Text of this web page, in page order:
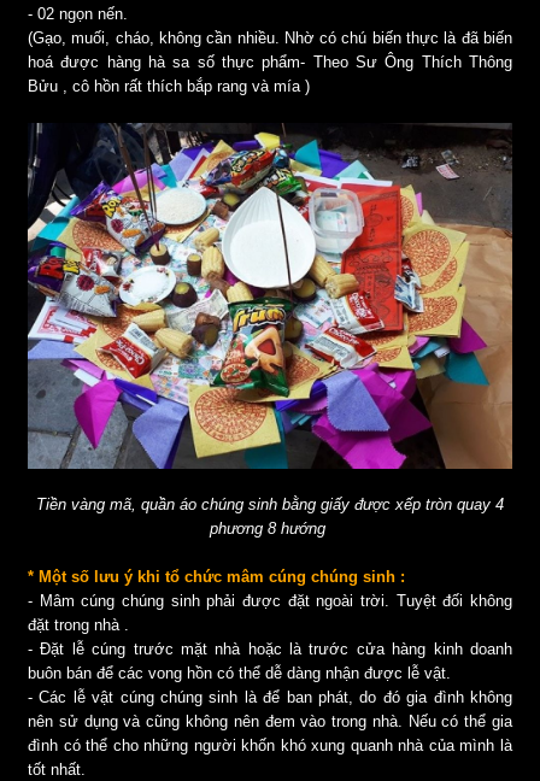
- 02 ngọn nến.
(Gạo, muối, cháo, không cần nhiều. Nhờ có chú biến thực là đã biến
hoá được hàng hà sa số thực phẩm- Theo Sư Ông Thích Thông
Bửu , cô hồn rất thích bắp rang và mía )
Tiền vàng mã, quần áo chúng sinh bằng giấy được xếp tròn quay 4
phương 8 hướng
* Một số lưu ý khi tổ chức mâm cúng chúng sinh :
- Mâm cúng chúng sinh phải được đặt ngoài trời. Tuyệt đối không
đặt trong nhà .
- Đặt lễ cúng trước mặt nhà hoặc là trước cửa hàng kinh doanh
buôn bán để các vong hồn có thể dễ dàng nhận được lễ vật.
- Các lễ vật cúng chúng sinh là để ban phát, do đó gia đình không
nên sử dụng và cũng không nên đem vào trong nhà. Nếu có thể gia
đình có thể cho những người khốn khó xung quanh nhà của mình là
tốt nhất.